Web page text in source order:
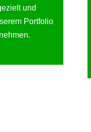
und
Portfolio